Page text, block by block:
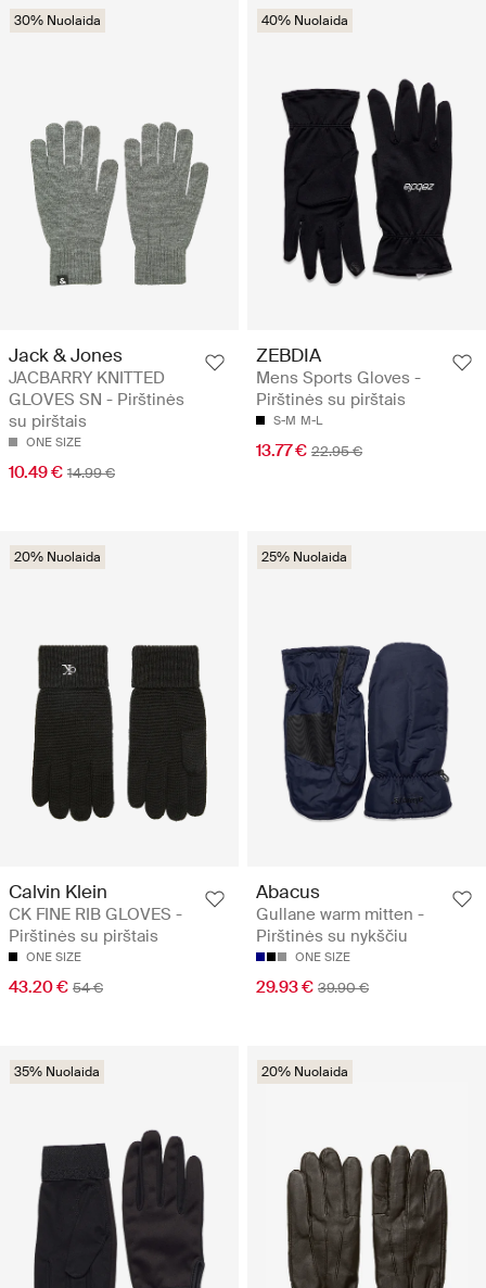
30% Nuolaida
Jack & Jones
JACBARRY KNITTED
GLOVES SN - Pirštinės
su pirštais
ONE SIZE
10.49 € 14.99 €
40% Nuolaida
ZEBDIA
Mens Sports Gloves -
Pirštinės su pirštais
S-M M-L
13.77 € 22.95 €
20% Nuolaida
Calvin Klein
CK FINE RIB GLOVES -
Pirštinės su pirštais
ONE SIZE
43.20 € 54 €
25% Nuolaida
Abacus
Gullane warm mitten -
Pirštinės su nykščiu
ONE SIZE
29.93 € 39.90 €
35% Nuolaida 20% Nuolaida